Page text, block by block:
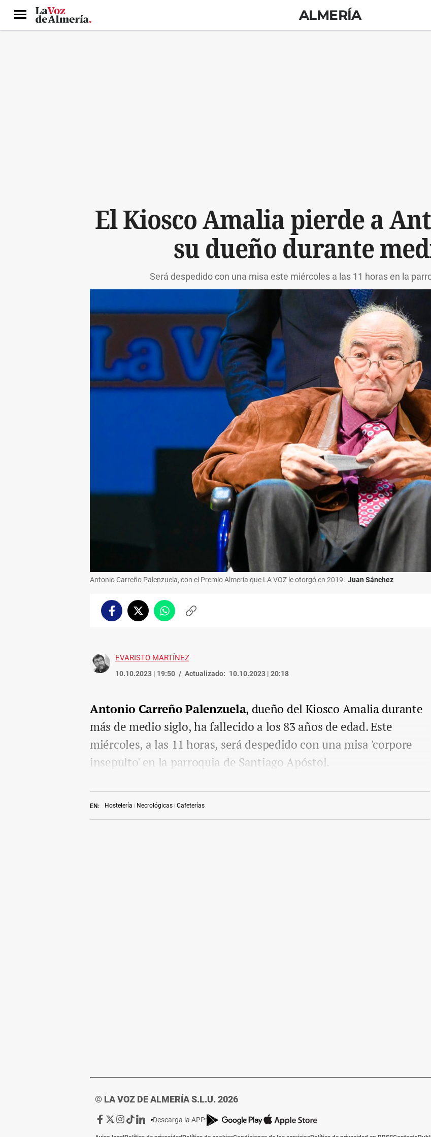
Menú ALMERÍA
El Kiosco Amalia pierde a
su dueño durante
Será despedido con una misa este miércoles a las 11 horas en la
Antonio Carreño Palenzuela, con el Premio Almería que LA VOZ le otorgó en 2019. Juan Sánchez
FacebookTwitterWhatsappCopiar
EVARISTO MARTÍNEZ
10.10.2023 | 19:50 Actualizado: 10.10.2023 | 20:18
EN: Hostelería Necrológicas Cafeterías
Antonio Carreño Palenzuela, dueño del Kiosco Amalia durante
más de medio siglo, ha fallecido a los 83 años de edad. Este
miércoles, a las 11 horas, será despedido con una misa 'corpore
insepulto' en la parroquia de Santiago Apóstol.
© LA VOZ DE ALMERÍA S.L.U. 2026
Ir
Ir
Ir Ir Ir
Descarga la APP: